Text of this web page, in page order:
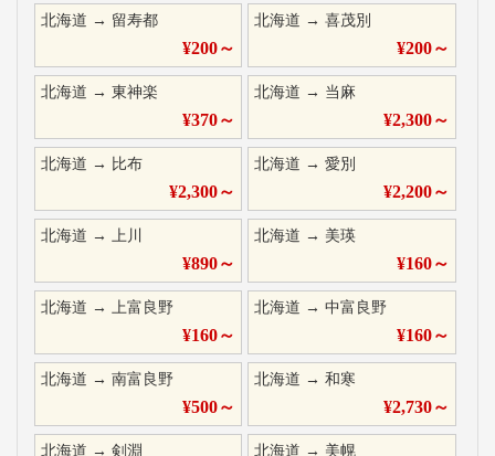
北海道 → 留寿都
¥200～
北海道 →喜茂別
¥200～
北海道 → 東神楽
¥370～
北海道 → 当麻
¥2,300～
北海道 → 比布
¥2,300～
北海道 →愛別
¥2,200～
北海道 → 上川
¥890～
北海道 → 美瑛
¥160～
北海道 → 上富良野
¥160～
北海道 →中富良野
¥160～
北海道 → 南富良野
¥500～
北海道 →和寒
¥2,730～
北海道 → 剣淵 北海道 → 美幌